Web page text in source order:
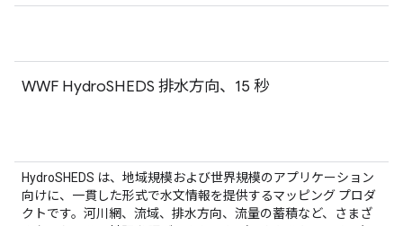
WWF HydroSHEDS 排水方向、15 秒
HydroSHEDS は、地域規模および世界規模のアプリケーション
向けに、一貫した形式で水文情報を提供するマッピング プロダ
クトです。河川網、流域、排水方向、流量の蓄積など、さまざ